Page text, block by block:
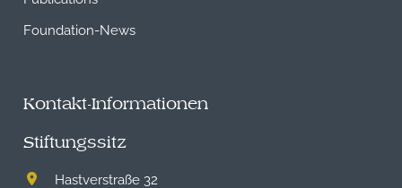
Foundation-News
Kontakt-Informationen
Stiftungssitz
Hastverstraße 32